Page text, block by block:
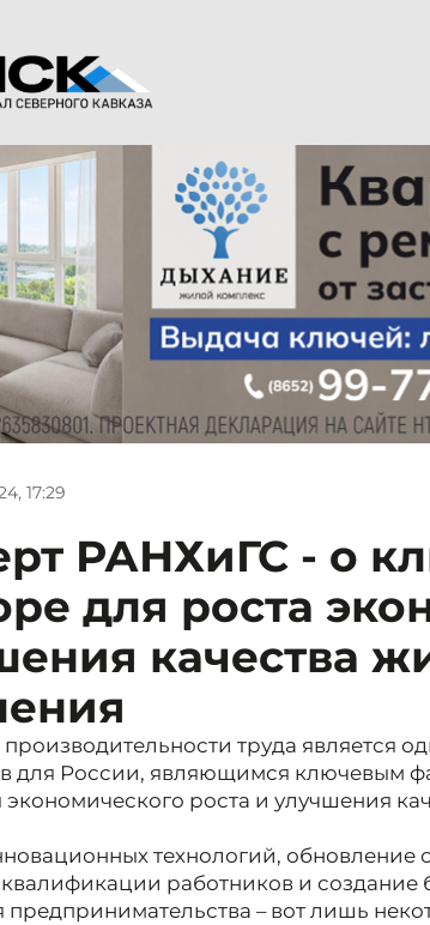
17:29
РАНХиГС - о
для роста
качества
труда является
для России, являющимся ключевым
роста и улучшения
технологий, обновление
работников и создание
предпринимательства – вот лишь